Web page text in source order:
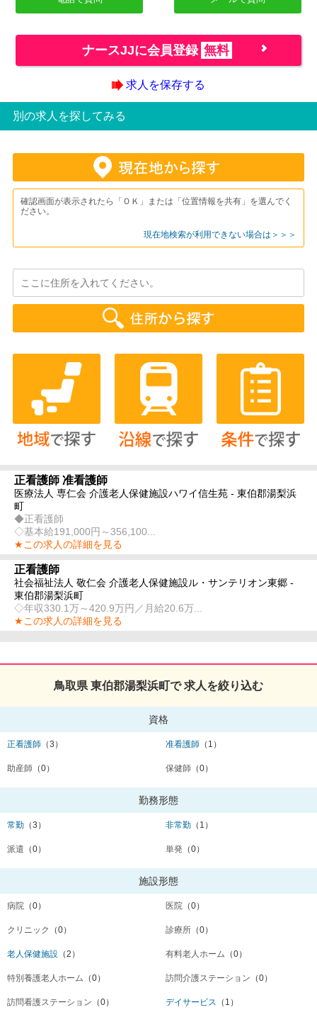
ナースJJに会員登録 無料
求人を保存する
別の求人を探してみる
確認画面が表示されたら「ＯＫ」または「位置情報を共有」を選んでく
ださい。
現在地検索が利用できない場合は＞＞＞
正看護師 准看護師
医療法人 専仁会 介護老人保健施設ハワイ信生苑 - 東伯郡湯梨浜
町
◆正看護師
◇基本給191,000円～356,100...
★この求人の詳細を見る
正看護師
社会福祉法人 敬仁会 介護老人保健施設ル・サンテリオン東郷 -
東伯郡湯梨浜町
◇年収330.1万～420.9万円／月給20.6万...
★この求人の詳細を見る
鳥取県 東伯郡湯梨浜町で 求人を絞り込む
資格
正看護師 （3） 准看護師 （1）
助産師 （0） 保健師 （0）
勤務形態
常勤 （3） 非常勤 （1）
派遣 （0） 単発 （0）
施設形態
病院 （0） 医院 （0）
クリニック （0） 診療所 （0）
老人保健施設 （2） 有料老人ホーム （0）
特別養護老人ホーム （0） 訪問介護ステーション （0）
訪問看護ステーション （0） デイサービス （1）